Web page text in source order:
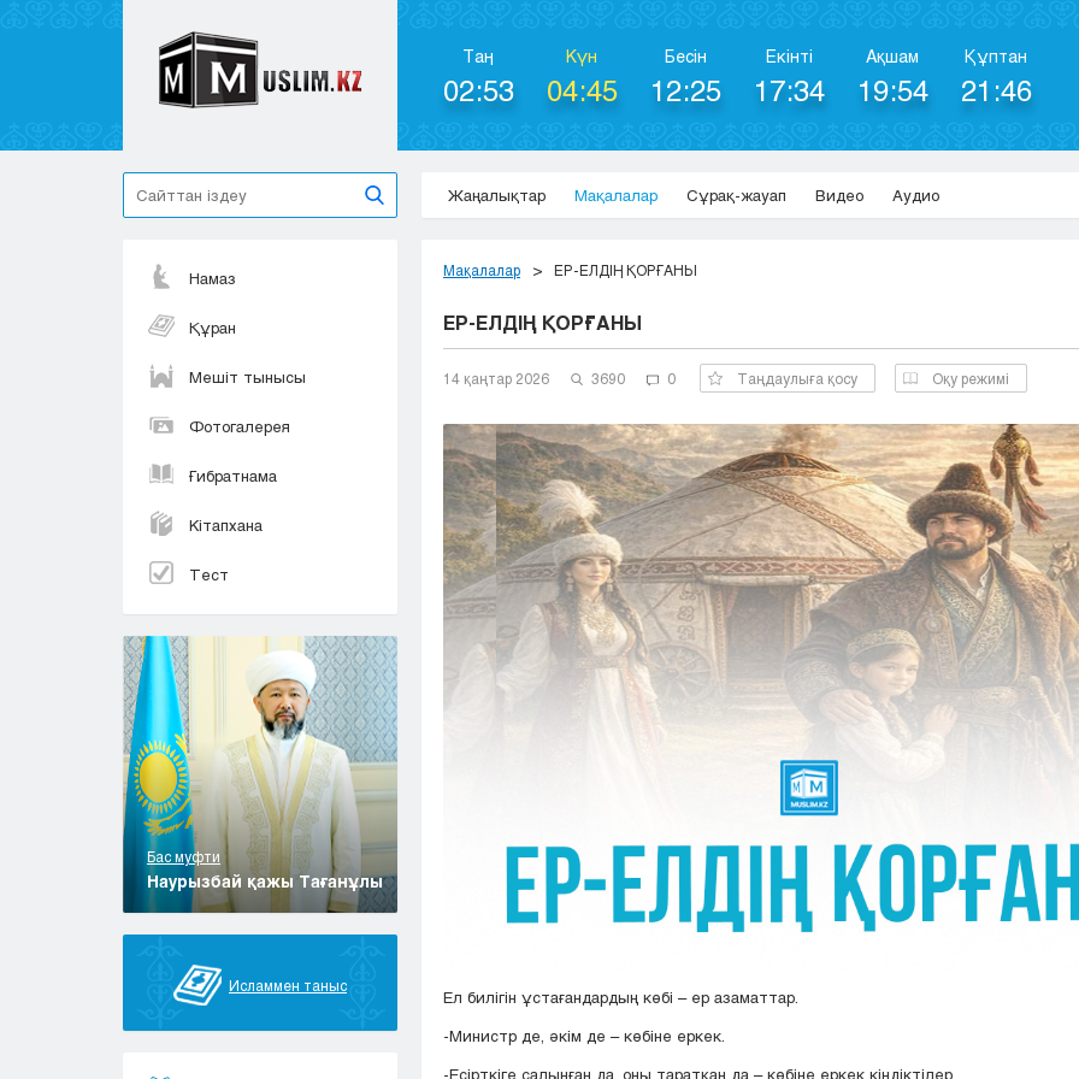
Таң
02:53
Күн
04:45
Бесін
12:25
Екінті
17:34
Ақшам
19:54
Құптан
21:46
Жаңалықтар Мақалалар Сұрақ-жауап Видео Аудио
Намаз
Құран
Мешіт тынысы
Фотогалерея
Ғибратнама
Кітапхана
Тест
Бас муфти
Наурызбай қажы Тағанұлы
Исламмен таныс
Мақалалар ЕР-ЕЛДІҢ ҚОРҒАНЫ
ЕР-ЕЛДІҢ ҚОРҒАНЫ
14 қаңтар 2026 3690 0 Таңдаулыға қосу Оқу режимі
Ел билігін ұстағандардың көбі – ер азаматтар.
-Министр де, әкім де – көбіне еркек.
-Есірткіге салынған да, оны таратқан да – көбіне еркек кіндіктілер.